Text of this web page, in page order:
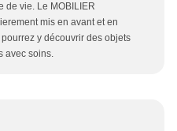
de vie. Le MOBILIER
mis en avant et en
y découvrir des objets
avec soins.